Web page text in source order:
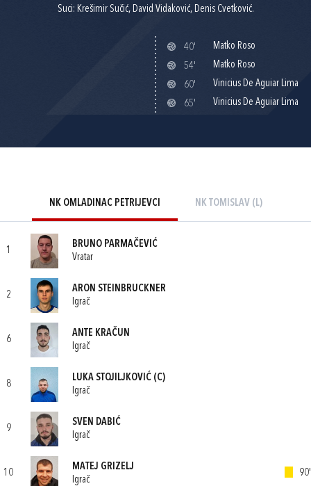
Suci: Krešimir Sučić, David Vidaković, Denis Cvetković.
40'
Matko Roso
54'
Matko Roso
60'
Vinicius De Aguiar Lima
65'
Vinicius De Aguiar Lima
NK OMLADINAC PETRIJEVCI NK TOMISLAV (L)
1
BRUNO PARMAČEVIĆ
Vratar
2
ARON STEINBRUCKNER
Igrač
6
ANTE KRAČUN
Igrač
8
LUKA STOJILJKOVIĆ (C)
Igrač
9
SVEN DABIĆ
Igrač
10
MATEJ GRIZELJ
Igrač
90'